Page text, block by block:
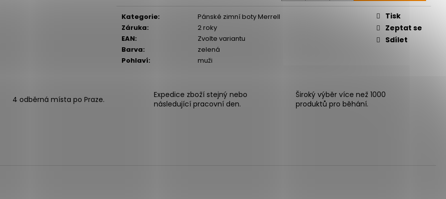
Kategorie:
Pánské zimní boty Merrell
Záruka:
2 roky
EAN:
Zvolte variantu
Barva:
zelená
Pohlaví: muži
Tisk
Zeptat se
Sdílet
4 odběrná místa po Praze.
Expedice zboží stejný nebo
následující pracovní den.
Široký výběr více než 1000
produktů pro běhání.